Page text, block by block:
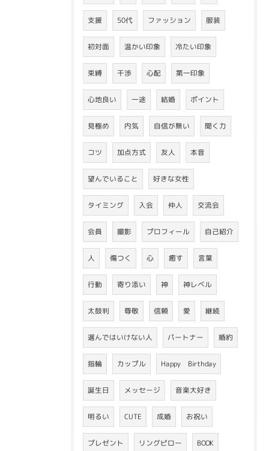
支援 50代 ファッション 服装
初対面 温かい印象 冷たい印象
束縛 干渉 心配 第一印象
心地良い 一途 結婚 ポイント
見極め 内気 自信が無い 聞く力
コツ 加点方式 友人 本音
望んでいること 好きな女性
タイミング 入会 仲人 交流会
会員 撮影 プロフィール 自己紹介
人 傷つく 心 癒す 言葉
行動 寄り添い 神 神レベル
太鼓判 尊敬 信頼 愛 継続
選んではいけない人 パートナー 婚約
指輪 カップル Happy Birthday
誕生日 メッセージ 音楽大好き
明るい CUTE 成婚 お祝い
プレゼント リングピロー BOOK